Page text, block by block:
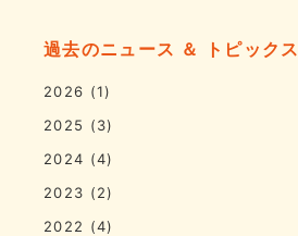
過去のニュース ＆ トピックス
2026 (1)
2025 (3)
2024 (4)
2023 (2)
2022 (4)